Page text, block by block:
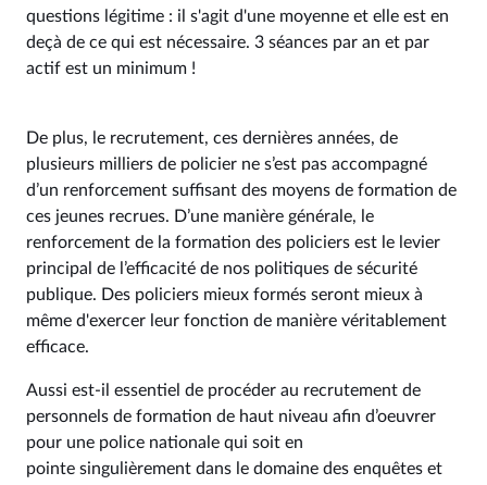
questions légitime : il s'agit d'une moyenne et elle est en
deçà de ce qui est nécessaire. 3 séances par an et par
actif est un minimum !
De plus, le recrutement, ces dernières années, de
plusieurs milliers de policier ne s’est pas accompagné
d’un renforcement suffisant des moyens de formation de
ces jeunes recrues. D’une manière générale, le
renforcement de la formation des policiers est le levier
principal de l’efficacité de nos politiques de sécurité
publique. Des policiers mieux formés seront mieux à
même d'exercer leur fonction de manière véritablement
efficace.
Aussi est-il essentiel de procéder au recrutement de
personnels de formation de haut niveau afin d’oeuvrer
pour une police nationale qui soit en
pointe singulièrement dans le domaine des enquêtes et